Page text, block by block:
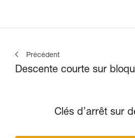
Précédent
Descente courte sur
Clés d’arrêt sur